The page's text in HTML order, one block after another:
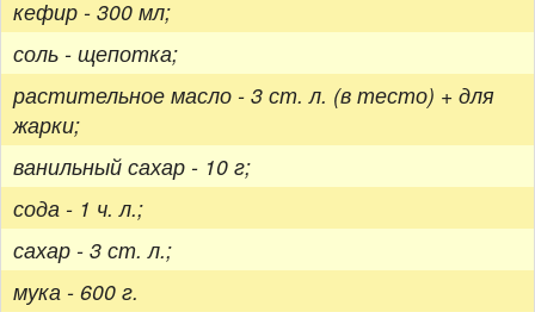
кефир - 300 мл;
соль - щепотка;
растительное масло - 3 ст. л. (в тесто) + для
жарки;
ванильный сахар - 10 г;
сода - 1 ч. л.;
сахар - 3 ст. л.;
мука - 600 г.